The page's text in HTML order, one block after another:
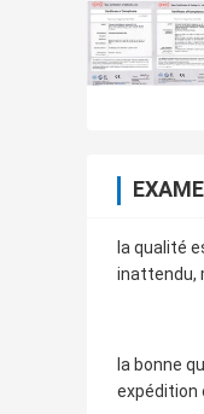
la qualité
inattendu,
la bonne
expédition